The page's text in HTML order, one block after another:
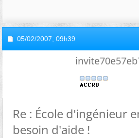
05/02/2007, 09h39
Re : École d'ingénieur
besoin d'aide !